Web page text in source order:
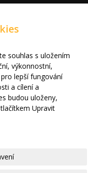
souhlas s uložením
výkonnostní,
lepší fungování
a cílení a
budou uloženy,
Upravit